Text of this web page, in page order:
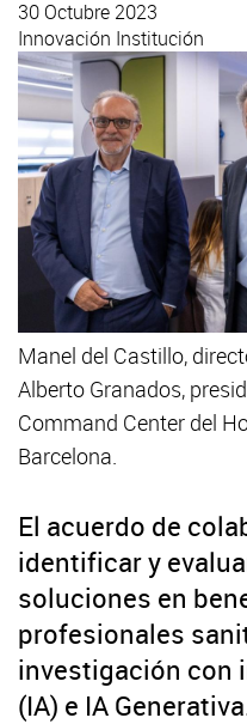
30 Octubre 2023
Innovación Institución
Manel del Castillo,
Alberto Granados,
Command Center del
Barcelona.
El acuerdo de
identificar y
soluciones en
profesionales
investigación con
(IA) e IA